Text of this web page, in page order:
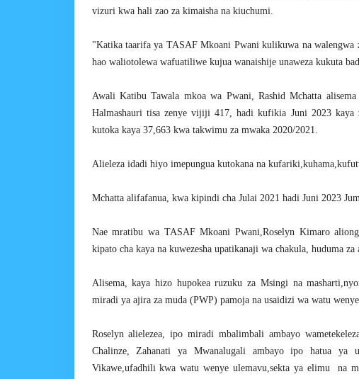
vizuri kwa hali zao za kimaisha na kiuchumi.
"Katika taarifa ya TASAF Mkoani Pwani kulikuwa na
hao waliotolewa wafuatiliwe kujua wanaishije unaweza kukuta
Awali Katibu Tawala mkoa wa Pwani, Rashid Mchatta
Halmashauri tisa zenye vijiji 417, hadi kufikia Juni 2023
kutoka kaya 37,663 kwa takwimu za mwaka 2020/2021.
Alieleza idadi hiyo imepungua kutokana na
Mchatta alifafanua, kwa kipindi cha Julai 2021 hadi Juni 2023
Nae mratibu wa TASAF Mkoani Pwani,Roselyn Kimaro
kipato cha kaya na kuwezesha upatikanaji wa chakula, huduma
Alisema, kaya hizo hupokea ruzuku za Msingi na
miradi ya ajira za muda (PWP) pamoja na usaidizi wa watu
Roselyn alielezea, ipo miradi mbalimbali ambayo
Chalinze, Zahanati ya Mwanalugali ambayo ipo hatua
Vikawe,ufadhili kwa watu wenye ulemavu,sekta ya elimu na